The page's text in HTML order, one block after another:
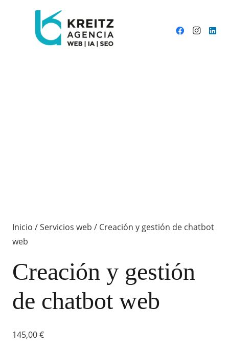
Inicio /Servicios web / Creación y gestión de chatbot
web
Creación y gestión
de chatbot web
145,00€